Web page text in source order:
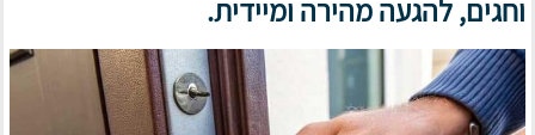
וחגים, להגעה מהירה ומיידית.